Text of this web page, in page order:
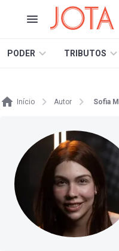
PODER TRIBUTOS
Início Autor Sofia